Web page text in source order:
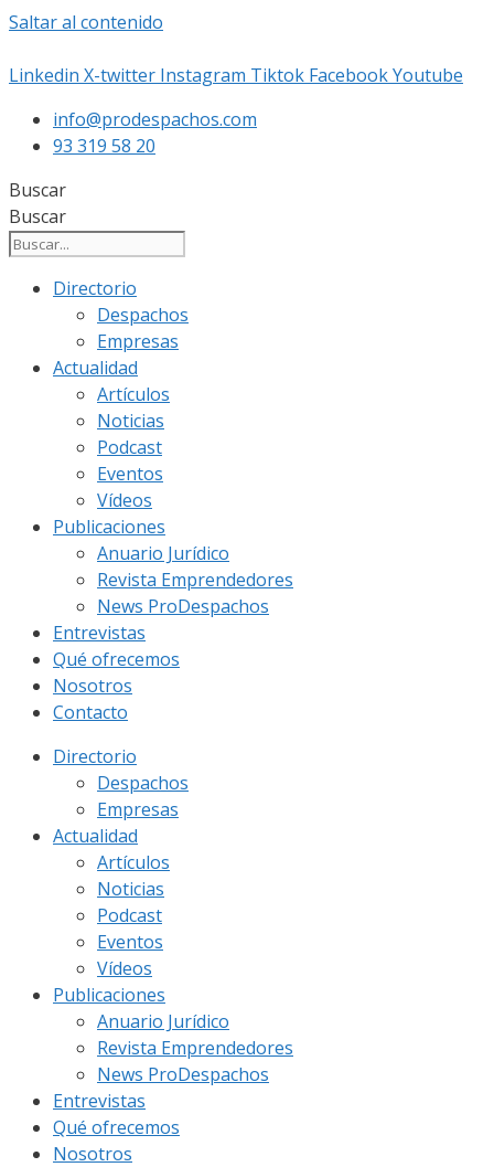
Saltar al contenido
Linkedin X-twitter Instagram Tiktok FacebookYoutube
info@prodespachos.com
93 319 58 20
Buscar
Buscar
Directorio
Despachos
Empresas
Actualidad
Artículos
Noticias
Podcast
Eventos
Vídeos
Publicaciones
Anuario Jurídico
Revista Emprendedores
News ProDespachos
Entrevistas
Qué ofrecemos
Nosotros
Contacto
Directorio
Despachos
Empresas
Actualidad
Artículos
Noticias
Podcast
Eventos
Vídeos
Publicaciones
Anuario Jurídico
Revista Emprendedores
News ProDespachos
Entrevistas
Qué ofrecemos
Nosotros